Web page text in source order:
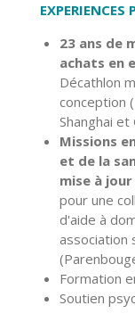
EXPERIENCES
23 ans de
achats en
Décathlon
conception
Shanghai
Missions
et de la
mise à jour
pour une
d'aide à
association
Formation
Soutien